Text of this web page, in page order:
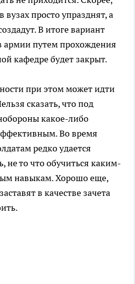
просто упразднят, а
В итоге вариант
армии путем прохождения
кафедре будет закрыт.
при этом может идти
сказать, что под
какое-либо
Во время
редко удается
не то что обучиться каким-
навыкам. Хорошо еще,
в качестве зачета